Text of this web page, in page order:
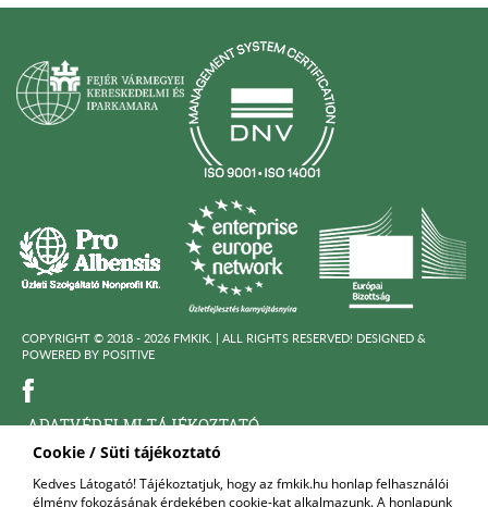
Cookie / Süti tájékoztató
Kedves Látogató! Tájékoztatjuk, hogy az fmkik.hu honlap felhasználói
élmény fokozásának érdekében cookie-kat alkalmazunk. A honlapunk
COPYRIGHT © 2018 - 2026 FMKIK. | ALL RIGHTS RESERVED! DESIGNED &
POWERED BY POSITIVE
ADATVÉDELMI TÁJÉKOZTATÓ